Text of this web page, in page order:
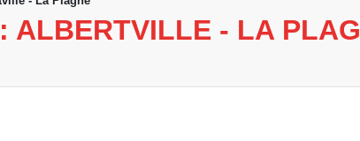
ALBERTVILLE - LA